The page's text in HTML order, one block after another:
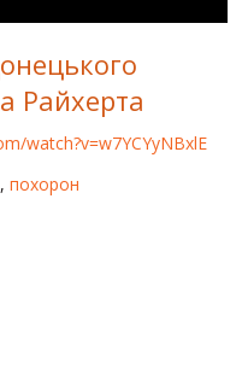
Райхерта
watch?v=w7YCYyNBxlE
, похорон